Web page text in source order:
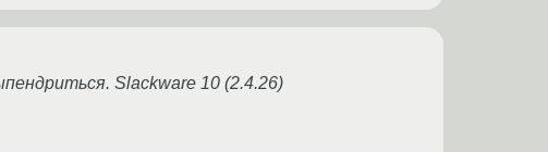
Slackware 10 (2.4.26)